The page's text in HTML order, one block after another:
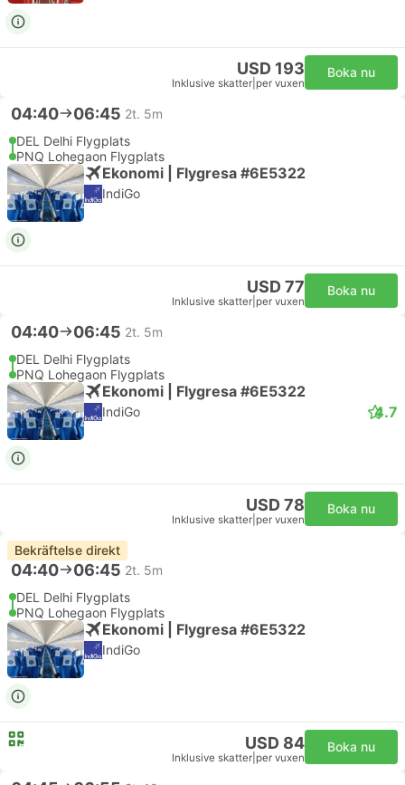
USD 193
Inklusive skatter per vuxen
Boka nu
04:40 06:45 2t. 5m
DEL Delhi Flygplats
PNQ Lohegaon Flygplats
Ekonomi | Flygresa #6E5322
IndiGo
USD 77
Inklusive skatter per vuxen
Boka nu
04:40 06:45 2t. 5m
DEL Delhi Flygplats
PNQ Lohegaon Flygplats
Ekonomi | Flygresa #6E5322
IndiGo 4.7
USD 78
Inklusive skatter per vuxen
Boka nu
Bekräftelse direkt
04:40 06:45 2t. 5m
DEL Delhi Flygplats
PNQ Lohegaon Flygplats
Ekonomi | Flygresa #6E5322
IndiGo
USD 84
Inklusive skatter per vuxen
Boka nu